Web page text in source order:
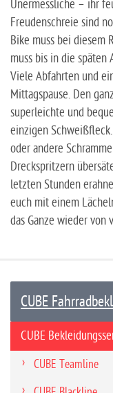
Unermessliche – ihr
Freudenschreie sind
Bike muss bei diesem
muss bis in die späten
Viele Abfahrten und
Mittagspause. Den
superleichte und
einzigen
oder andere
Dreckspritzern
letzten Stunden
euch mit einem
das Ganze wieder von
CUBE
CUBE
CUBE Teamline